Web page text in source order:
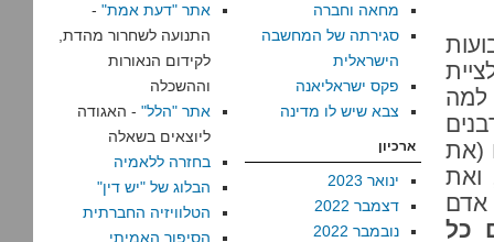
למה
(את
ואת
אדם
כל
מחאה וחברה
סגירתה של המחשבה
הישראלית
פקס ישראליאנה
צבא שיש לו מדינה
ארכיון
ינואר 2023
דצמבר 2022
נובמבר 2022
אתר "דעת אמת" -
התנועה לשחרור מהדת,
לקידום הנאורות
וההשכלה
אתר "הלל" - האגודה
ליוצאים בשאלה
בחזרה ללאמיה
הבלוג של "יש דין"
הטלוויזיה החברתית
הסיפור האמיתי